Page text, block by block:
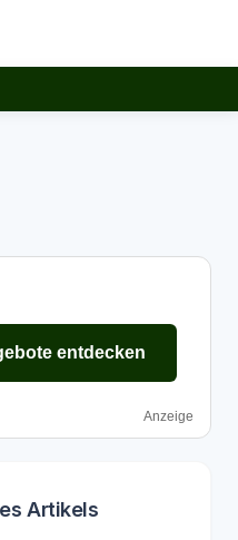
entdecken
Anzeige
Artikels